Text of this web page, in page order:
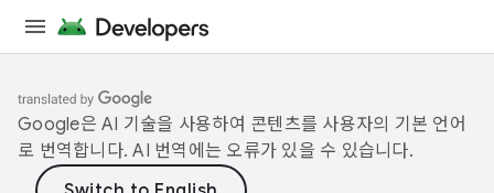
Google은 AI 기술을 사용하여 콘텐츠를 사용자의 기본 언어
로 번역합니다. AI 번역에는 오류가 있을 수 있습니다.